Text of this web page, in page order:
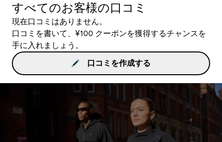
すべてのお客様の口コミ
現在口コミはありません。
口コミを書いて、¥100 クーポンを獲得するチャンスを
手に入れましょう。
口コミを作成する